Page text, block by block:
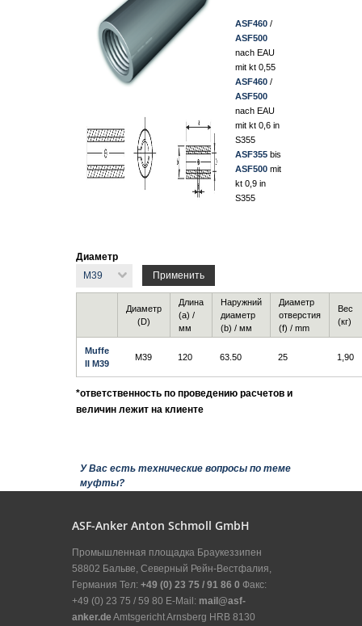
ASF460 /
ASF500
nach EAU
mit kt 0,55
ASF460 /
ASF500
nach EAU
mit kt 0,6 in
S355
ASF355 bis
ASF500 mit
kt 0,9 in
S355
Диаметр
Диаметр
(D)
Длина
(a) /
мм
Наружний
диаметр
(b) / мм
Диаметр
отверстия
(f) / mm
Вес
(кг)
Muffe
II M39
M39 120 63.50 25 1,90
*ответственность по проведению расчетов и
величин лежит на клиенте
Показать
У Вас есть технические вопросы по теме
муфты?
ASF-Anker Anton Schmoll GmbH
Промышленная площадка Браукеззипен
58802 Бальве, Северный Рейн-Вестфалия,
Германия Тел: +49 (0) 23 75 / 91 86 0 Факс:
+49 (0) 23 75 / 59 80 E-Mail: mail@asf-
anker.de Amtsgericht Arnsberg HRB 8130